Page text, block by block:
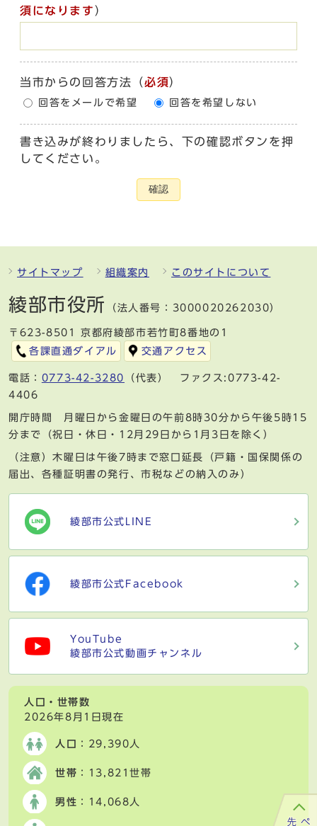
須になります ）
当市からの回答方法 （必須）
回答をメールで希望 回答を希望しない
書き込みが終わりましたら、下の確認ボタンを押
してください。
確認
サイトマップ 組織案内 このサイトについて
綾部市役所 （法人番号：3000020262030）
〒623-8501 京都府綾部市若竹町8番地の1
各課直通ダイアル
交通アクセス
電話： 0773-42-3280
（代表） ファクス:0773-42-
4406
開庁時間 月曜日から金曜日の午前8時30分から午後5時15
分まで（祝日・休日・12月29日から1月3日を除く）
（注意）木曜日は午後7時まで窓口延長（戸籍・国保関係の
届出、各種証明書の発行、市税などの納入のみ）
綾部市公式LINE
綾部市公式Facebook
YouTube
綾部市公式動画チャンネル
人口・世帯数
2026年8月1日現在
人口 ：29,390人
世帯 ：13,821世帯
男性 ：14,068人